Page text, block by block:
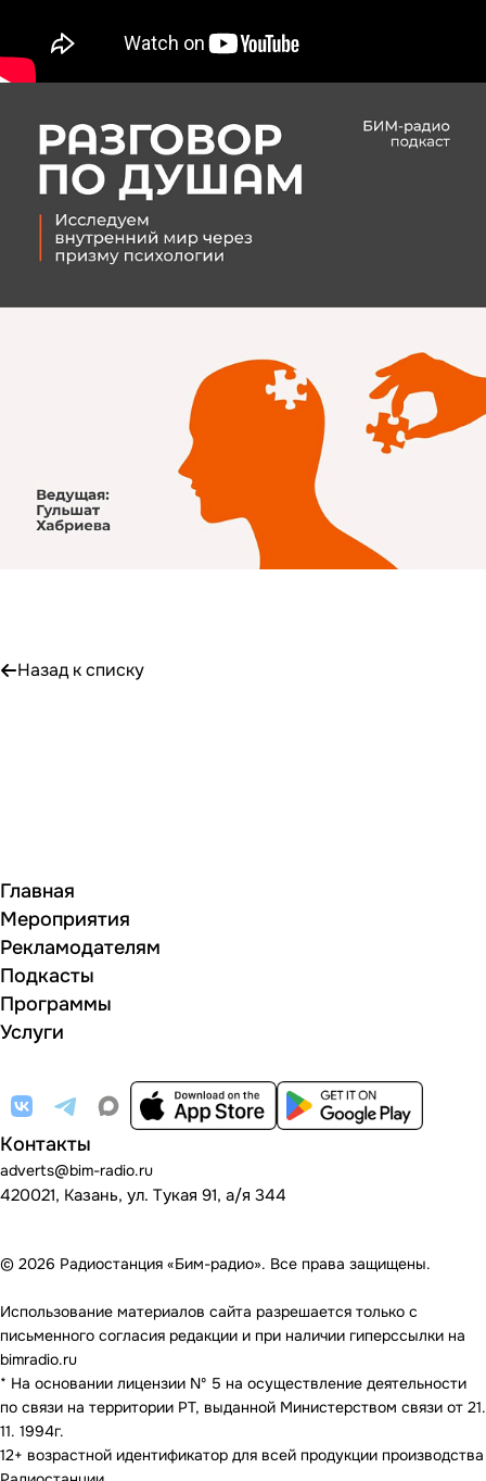
Назад к списку
Главная
Мероприятия
Рекламодателям
Подкасты
Программы
Услуги
Контакты
adverts@bim-radio.ru
420021, Казань, ул. Тукая 91, а/я 344
© 2026 Радиостанция «Бим-радио». Все права защищены.
Использование материалов сайта разрешается только с
письменного согласия редакции и при наличии гиперссылки на
bimradio.ru
* На основании лицензии Nº 5 на осуществление деятельности
по связи на территории РТ, выданной Министерством связи от 21.
11. 1994г.
12+ возрастной идентификатор для всей продукции производства